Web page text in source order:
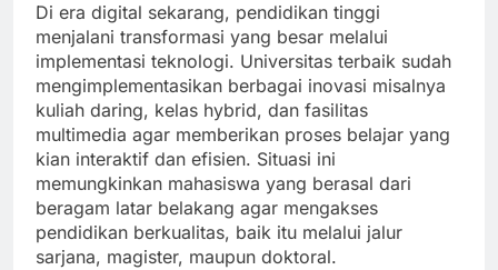
Di era digital sekarang, pendidikan tinggi
menjalani transformasi yang besar melalui
implementasi teknologi. Universitas terbaik sudah
mengimplementasikan berbagai inovasi misalnya
kuliah daring, kelas hybrid, dan fasilitas
multimedia agar memberikan proses belajar yang
kian interaktif dan efisien. Situasi ini
memungkinkan mahasiswa yang berasal dari
beragam latar belakang agar mengakses
pendidikan berkualitas, baik itu melalui jalur
sarjana, magister, maupun doktoral.